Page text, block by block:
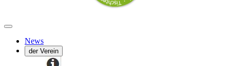
News
der Verein